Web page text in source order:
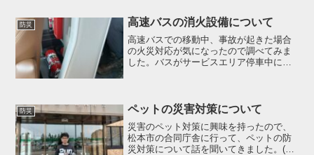
でも確認できるようにな...
防災 高速バスの消火設備について
高速バスでの移動中、事故が起きた場合
の火災対応が気になったので調べてみま
した。バスがサービスエリア停車中に消
確認することが大切だなと思...
防災 ペットの災害対策について
災害のペット対策に興味を持ったので、
松本市の合同庁舎に行って、ペットの防
災対策について話を聞いてきました。(1)